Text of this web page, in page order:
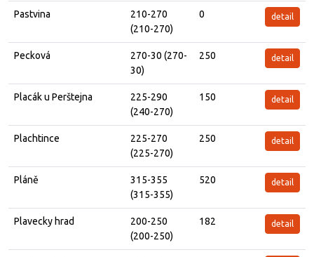
Pastvina
210-270
(210-270)
0 detail
Pecková
270-30 (270-
30)
250 detail
Placák u Perštejna
225-290
(240-270)
150 detail
Plachtince
225-270
(225-270)
250 detail
Pláně
315-355
(315-355)
520 detail
Plavecky hrad
200-250
(200-250)
182 detail